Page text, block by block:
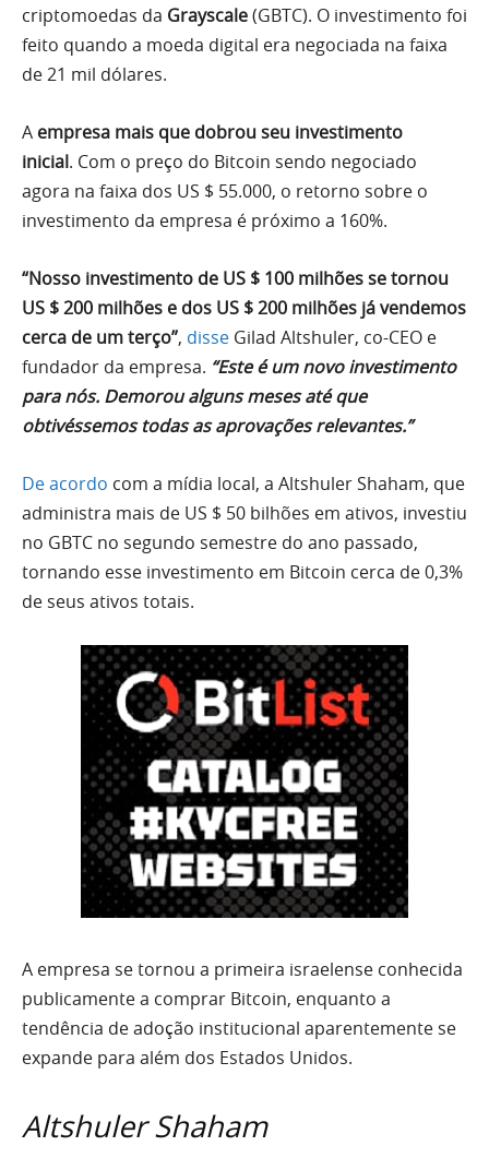
criptomoedas da Grayscale(GBTC). O investimento foi
feito quando a moeda digital era negociada na faixa
de 21 mil dólares.
A empresa mais que dobrou seu investimento
inicial. Com o preço do Bitcoin sendo negociado
agora na faixa dos US $ 55.000, o retorno sobre o
investimento da empresa é próximo a 160%.
“Nosso investimento de US $ 100 milhões se tornou
US $ 200 milhões e dos US $ 200 milhões já vendemos
cerca de um terço”, disse Gilad Altshuler, co-CEO e
fundador da empresa. “Este é um novo investimento
para nós. Demorou alguns meses até que
obtivéssemos todas as aprovações relevantes.”
De acordo com a mídia local, a Altshuler Shaham, que
administra mais de US $ 50 bilhões em ativos, investiu
no GBTC no segundo semestre do ano passado,
tornando esse investimento em Bitcoin cerca de 0,3%
de seus ativos totais.
A empresa se tornou a primeira israelense conhecida
publicamente a comprar Bitcoin, enquanto a
tendência de adoção institucional aparentemente se
expande para além dos Estados Unidos.
Altshuler Shaham